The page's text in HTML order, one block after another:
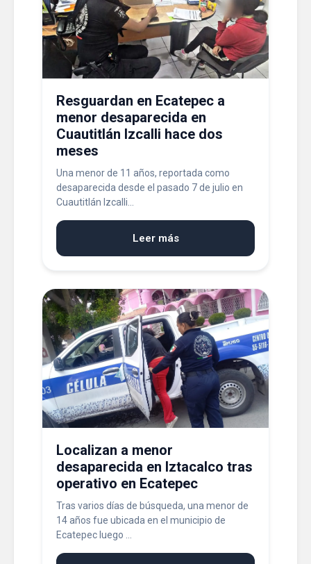
Resguardan en Ecatepec a
menor desaparecida en
Cuautitlán Izcalli hace dos
meses
Una menor de 11 años, reportada como
desaparecida desde el pasado 7 de julio en
Cuautitlán Izcalli...
Leer más
Localizan a menor
desaparecida en Iztacalco tras
operativo en Ecatepec
Tras varios días de búsqueda, una menor de
14 años fue ubicada en el municipio de
Ecatepec luego ...